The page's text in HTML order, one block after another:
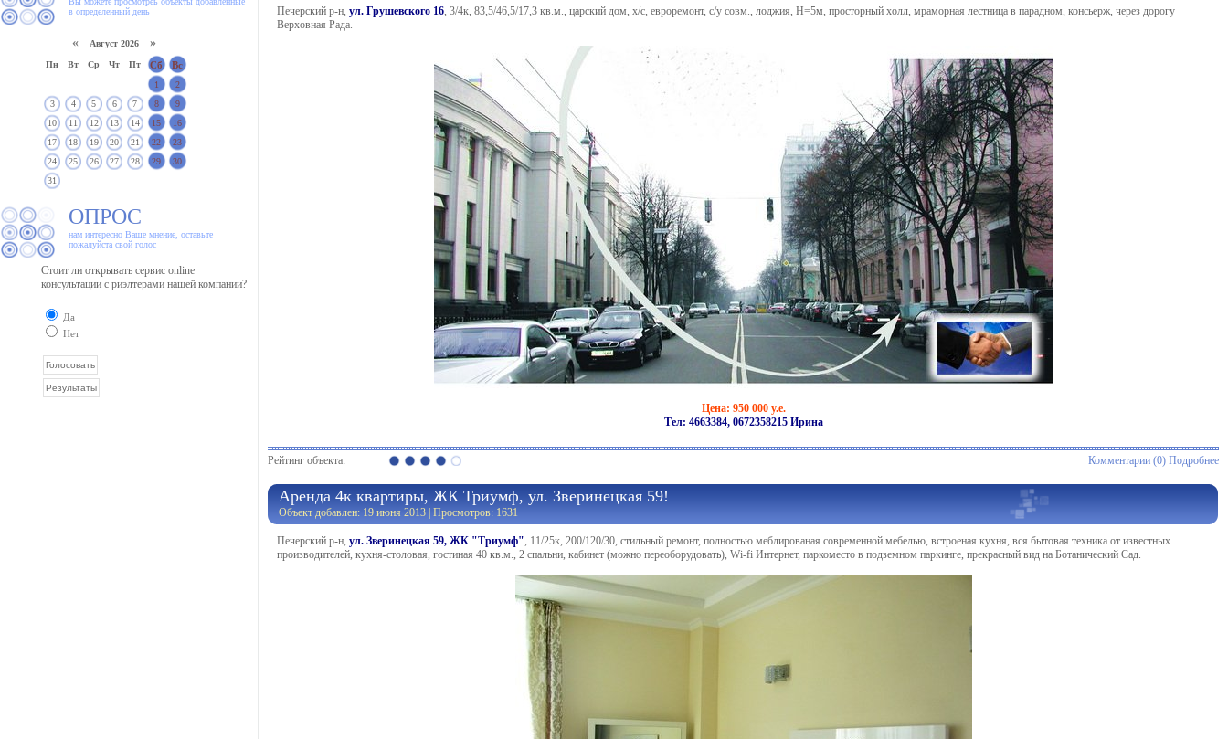
в определенный день
« Август 2026 »
Пн Вт Ср Чт Пт Сб Вс
1
2
3
4 5 6 7 8
9
10
11 12 13 14 15
16
17
18 19 20 21 22
23
24
25 26 27 28 29
30
31
ОПРОС
нам интересно Ваше мнение, оставьте
пожалуйста свой голос
Стоит ли открывать сервис online
консультации с риэлтерами нашей компании?
Да
Нет
Печерский р-н, ул. Грушевского 16, 3/4к, 83,5/46,5/17,3 кв.м., царский дом, х/с, евроремонт, с/у совм., лоджия, Н=5м, просторный холл, мраморная лестница в парадном, консьерж, через дорогу
Верховная Рада.
Цена: 950 000 у.е.
Тел: 4663384, 0672358215 Ирина
Рейтинг объекта: Комментарии (0) Подробнее
Аренда 4к квартиры, ЖК Триумф, ул. Зверинецкая 59!
Объект добавлен: 19 июня 2013 | Просмотров: 1631
Печерский р-н, ул. Зверинецкая 59, ЖК "Триумф", 11/25к, 200/120/30, стильный ремонт, полностью меблированая современной мебелью, встроеная кухня, вся бытовая техника от известных
производителей, кухня-столовая, гостиная 40 кв.м., 2 спальни, кабинет (можно переоборудовать), Wi-fi Интернет, паркоместо в подземном паркинге, прекрасный вид на Ботанический Сад.